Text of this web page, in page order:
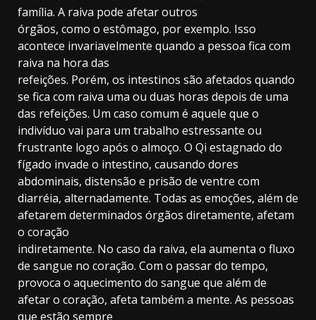
família. A raiva pode afetar outros
órgãos, como o estômago, por exemplo. Isso
acontece invariavelmente quando a pessoa fica com
raiva na hora das
refeições. Porém, os intestinos são afetados quando
se fica com raiva uma ou duas horas depois de uma
das refeições. Um caso comum é aquele que o
indivíduo vai para um trabalho estressante ou
frustrante logo após o almoço. O Qi estagnado do
fígado invade o intestino, causando dores
abdominais, distensão e prisão de ventre com
diarréia, alternadamente. Todas as emoções, além de
afetarem determinados órgãos diretamente, afetam
o coração
indiretamente. No caso da raiva, ela aumenta o fluxo
de sangue no coração. Com o passar do tempo,
provoca o aquecimento do sangue que além de
afetar o coração, afeta também a mente. As pessoas
que estão sempre